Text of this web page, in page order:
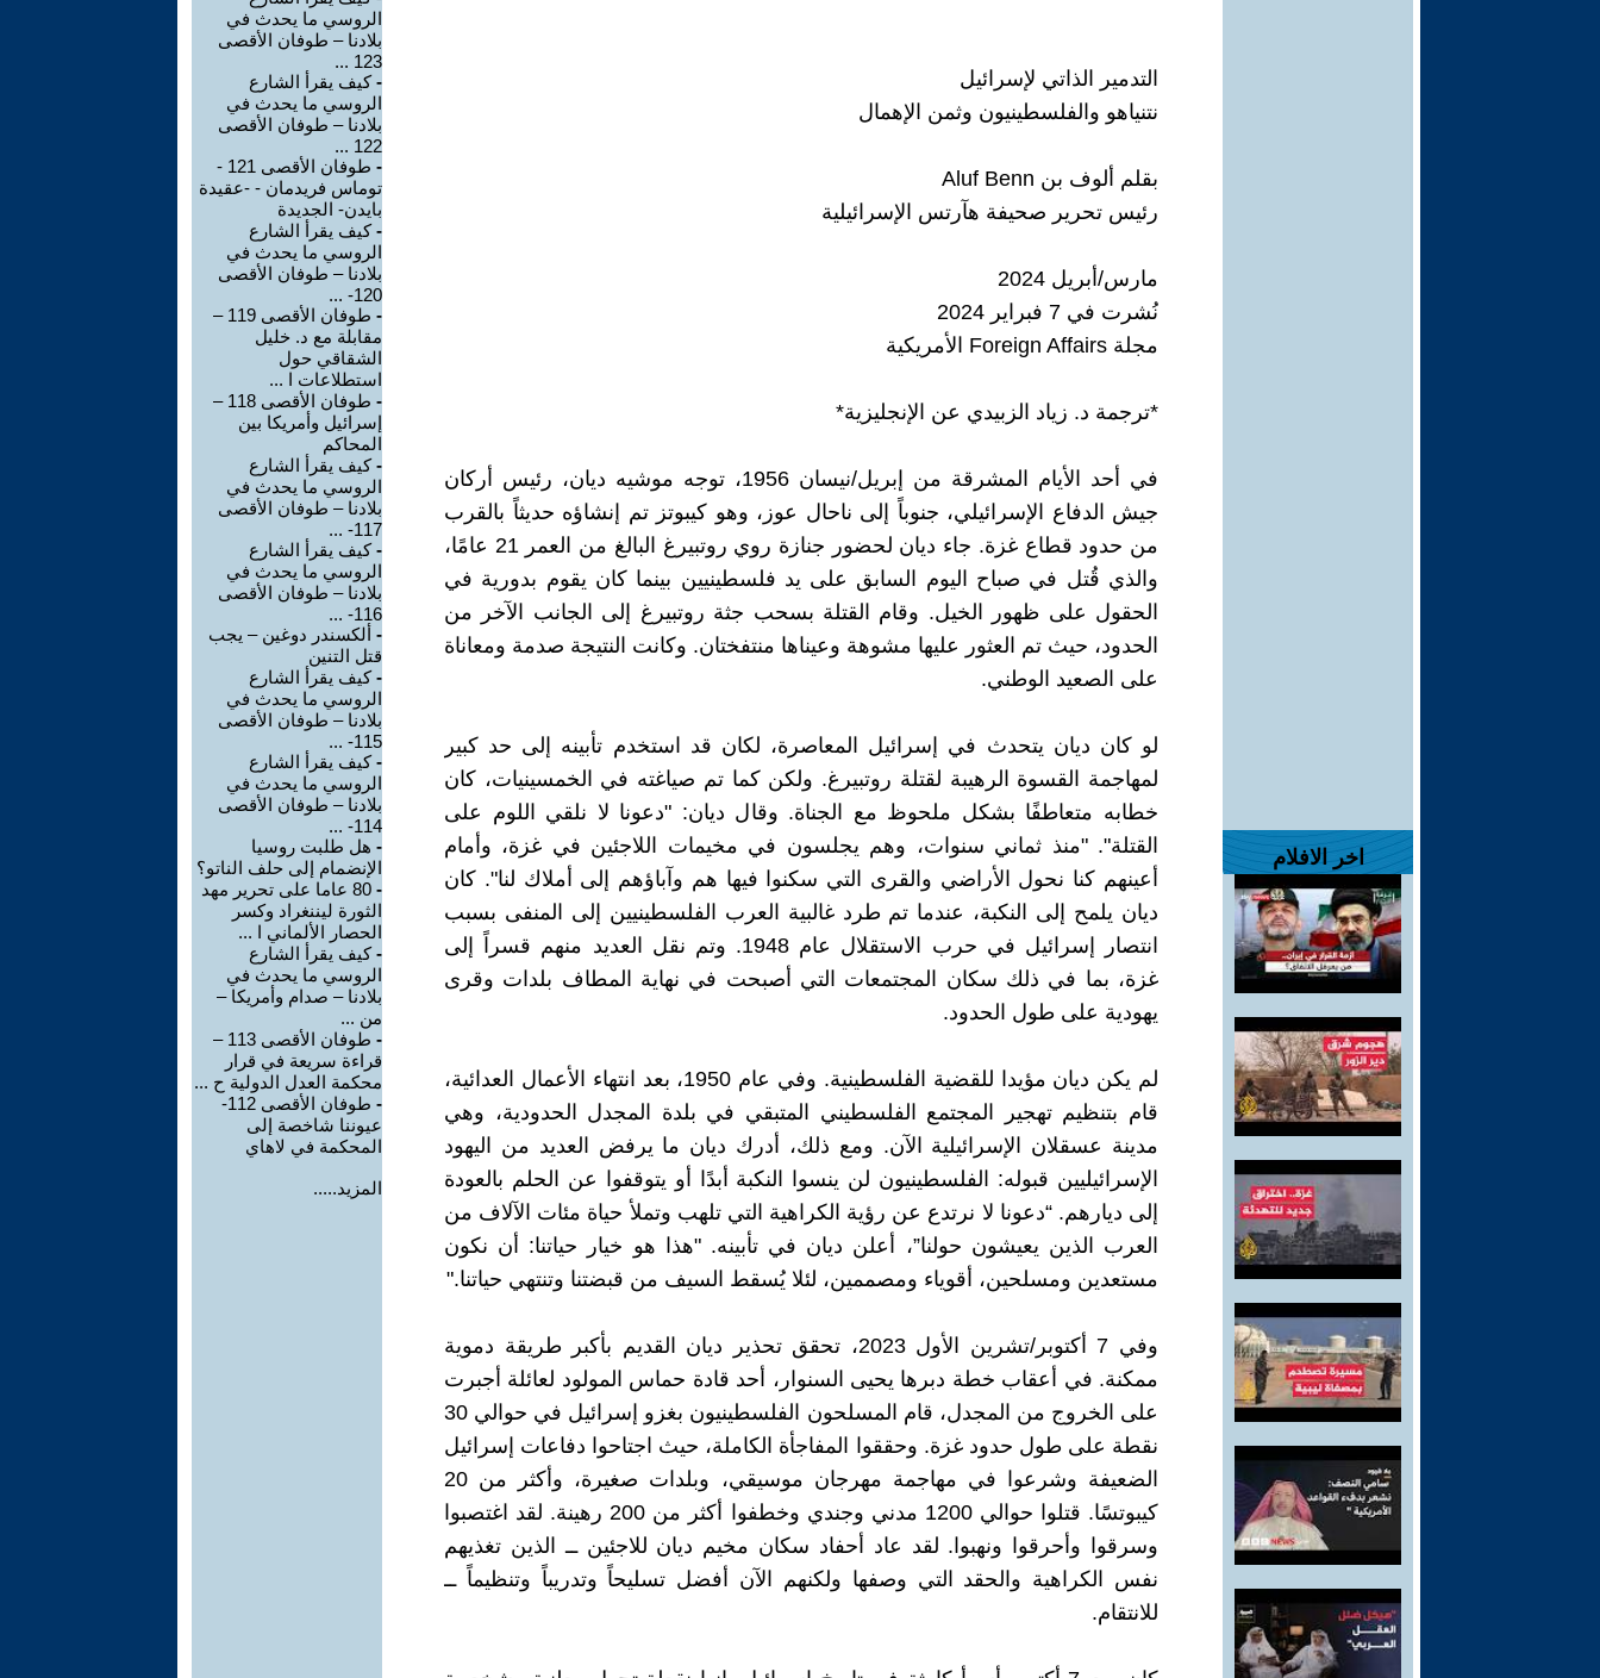
اخر الافلام
التدمير الذاتي لإسرائيل
نتنياهو والفلسطينيون وثمن الإهمال
بقلم ألوف بن Aluf Benn
رئيس تحرير صحيفة هآرتس الإسرائيلية
مارس/أبريل 2024
نُشرت في 7 فبراير 2024
مجلة Foreign Affairs الأمريكية
*ترجمة د. زياد الزبيدي عن الإنجليزية*
في أحد الأيام المشرقة من إبريل/نيسان 1956، توجه موشيه ديان، رئيس أركان
جيش الدفاع الإسرائيلي، جنوباً إلى ناحال عوز، وهو كيبوتز تم إنشاؤه حديثاً بالقرب
من حدود قطاع غزة. جاء ديان لحضور جنازة روي روتبيرغ البالغ من العمر 21 عامًا،
والذي قُتل في صباح اليوم السابق على يد فلسطينيين بينما كان يقوم بدورية في
الحقول على ظهور الخيل. وقام القتلة بسحب جثة روتبيرغ إلى الجانب الآخر من
الحدود، حيث تم العثور عليها مشوهة وعيناها منتفختان. وكانت النتيجة صدمة ومعاناة
على الصعيد الوطني.
لو كان ديان يتحدث في إسرائيل المعاصرة، لكان قد استخدم تأبينه إلى حد كبير
لمهاجمة القسوة الرهيبة لقتلة روتبيرغ. ولكن كما تم صياغته في الخمسينيات، كان
خطابه متعاطفًا بشكل ملحوظ مع الجناة. وقال ديان: "دعونا لا نلقي اللوم على
القتلة". "منذ ثماني سنوات، وهم يجلسون في مخيمات اللاجئين في غزة، وأمام
أعينهم كنا نحول الأراضي والقرى التي سكنوا فيها هم وآباؤهم إلى أملاك لنا". كان
ديان يلمح إلى النكبة، عندما تم طرد غالبية العرب الفلسطينيين إلى المنفى بسبب
انتصار إسرائيل في حرب الاستقلال عام 1948. وتم نقل العديد منهم قسراً إلى
غزة، بما في ذلك سكان المجتمعات التي أصبحت في نهاية المطاف بلدات وقرى
يهودية على طول الحدود.
لم يكن ديان مؤيدا للقضية الفلسطينية. وفي عام 1950، بعد انتهاء الأعمال العدائية،
قام بتنظيم تهجير المجتمع الفلسطيني المتبقي في بلدة المجدل الحدودية، وهي
مدينة عسقلان الإسرائيلية الآن. ومع ذلك، أدرك ديان ما يرفض العديد من اليهود
الإسرائيليين قبوله: الفلسطينيون لن ينسوا النكبة أبدًا أو يتوقفوا عن الحلم بالعودة
إلى ديارهم. “دعونا لا نرتدع عن رؤية الكراهية التي تلهب وتملأ حياة مئات الآلاف من
العرب الذين يعيشون حولنا”، أعلن ديان في تأبينه. "هذا هو خيار حياتنا: أن نكون
مستعدين ومسلحين، أقوياء ومصممين، لئلا يُسقط السيف من قبضتنا وتنتهي حياتنا."
وفي 7 أكتوبر/تشرين الأول 2023، تحقق تحذير ديان القديم بأكبر طريقة دموية
ممكنة. في أعقاب خطة دبرها يحيى السنوار، أحد قادة حماس المولود لعائلة أجبرت
على الخروج من المجدل، قام المسلحون الفلسطينيون بغزو إسرائيل في حوالي 30
نقطة على طول حدود غزة. وحققوا المفاجأة الكاملة، حيث اجتاحوا دفاعات إسرائيل
الضعيفة وشرعوا في مهاجمة مهرجان موسيقي، وبلدات صغيرة، وأكثر من 20
كيبوتسًا. قتلوا حوالي 1200 مدني وجندي وخطفوا أكثر من 200 رهينة. لقد اغتصبوا
وسرقوا وأحرقوا ونهبوا. لقد عاد أحفاد سكان مخيم ديان للاجئين ــ الذين تغذيهم
نفس الكراهية والحقد التي وصفها ولكنهم الآن أفضل تسليحاً وتدريباً وتنظيماً ــ
للانتقام.
الروسي ما يحدث في
بلادنا – طوفان الأقصى
123 ...
-كيف يقرأ الشارع
الروسي ما يحدث في
بلادنا – طوفان الأقصى
122 ...
-
طوفان الأقصى 121 -
توماس فريدمان - -عقيدة
بايدن- الجديدة
-كيف يقرأ الشارع
الروسي ما يحدث في
بلادنا – طوفان الأقصى
120- ...
-
طوفان الأقصى 119 –
مقابلة مع د. خليل
الشقاقي حول
استطلاعات ا ...
-
طوفان الأقصى 118 –
إسرائيل وأمريكا بين
المحاكم
-كيف يقرأ الشارع
الروسي ما يحدث في
بلادنا – طوفان الأقصى
117- ...
-كيف يقرأ الشارع
الروسي ما يحدث في
بلادنا – طوفان الأقصى
116- ...
- ألكسندر دوغين – يجب
قتل التنين
-كيف يقرأ الشارع
الروسي ما يحدث في
بلادنا – طوفان الأقصى
115- ...
-كيف يقرأ الشارع
الروسي ما يحدث في
بلادنا – طوفان الأقصى
114- ...
- هل طلبت روسيا
الإنضمام إلى حلف الناتو؟
-
80 عاما على تحرير مهد
الثورة ليننغراد وكسر
الحصار الألماني ا ...
-كيف يقرأ الشارع
الروسي ما يحدث في
بلادنا – صدام وأمريكا –
من ...
-
طوفان الأقصى 113 –
قراءة سريعة في قرار
محكمة العدل الدولية ح ...
-
طوفان الأقصى 112-
عيوننا شاخصة إلى
المحكمة في لاهاي
المزيد.....